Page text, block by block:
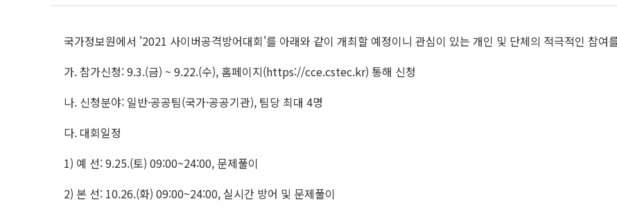
국가정보원에서 '2021 사이버공격방어대회'를 아래와 같이 개최할 예정이니 관심이 있는 개인 및 단체의 적극적인 참여
가. 참가신청: 9.3.(금) ~ 9.22.(수), 홈페이지(https://cce.cstec.kr) 통해 신청
나. 신청분야: 일반·공공팀(국가·공공기관), 팀당 최대 4명
다. 대회일정
1) 예 선: 9.25.(토) 09:00~24:00, 문제풀이
2) 본 선: 10.26.(화) 09:00~24:00, 실시간 방어 및 문제풀이